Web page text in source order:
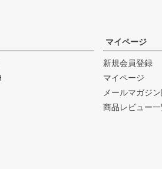
マンスエ
ィ）
ました。
マイページ
新規会員登録
マイページ
メールマガジ
商品レビュー